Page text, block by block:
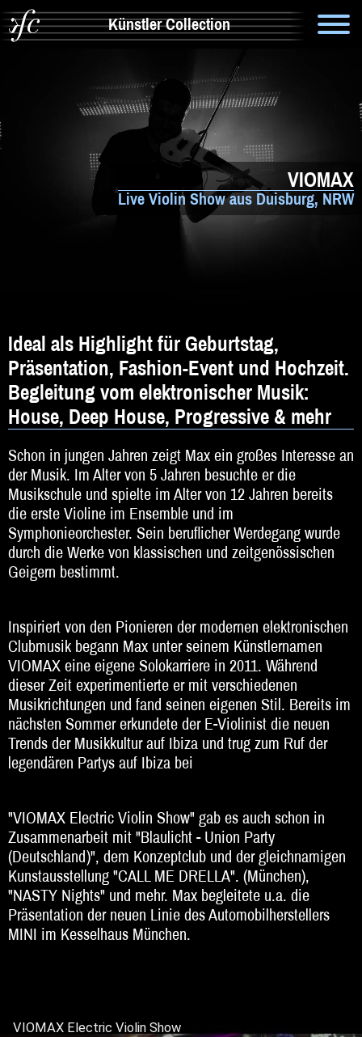
Künstler Collection
Artistik & Tanz
Comedy
DJ
Hochzeitsband
Jazz & Swing
Klassische Musik
Latin & Salsa
Oktoberfestband
Rockband
Walk-Act
Weltmusik
Sonstiges
Beratung
Live Violin Show aus Duisburg, NRW
VIOMAX
Ideal als Highlight für Geburtstag,
Präsentation, Fashion-Event und Hochzeit.
Begleitung vom elektronischer Musik:
House, Deep House, Progressive & mehr
Schon in jungen Jahren zeigt Max ein großes Interesse an
der Musik. Im Alter von 5 Jahren besuchte er die
Musikschule und spielte im Alter von 12 Jahren bereits
die erste Violine im Ensemble und im
Symphonieorchester. Sein beruflicher Werdegang wurde
durch die Werke von klassischen und zeitgenössischen
Geigern bestimmt.
Inspiriert von den Pionieren der modernen elektronischen
Clubmusik begann Max unter seinem Künstlernamen
VIOMAX eine eigene Solokarriere in 2011. Während
dieser Zeit experimentierte er mit verschiedenen
Musikrichtungen und fand seinen eigenen Stil. Bereits im
nächsten Sommer erkundete der E-Violinist die neuen
Trends der Musikkultur auf Ibiza und trug zum Ruf der
legendären Partys auf Ibiza bei
"VIOMAX Electric Violin Show" gab es auch schon in
Zusammenarbeit mit "Blaulicht - Union Party
(Deutschland)", dem Konzeptclub und der gleichnamigen
Kunstausstellung "CALL ME DRELLA". (München),
"NASTY Nights" und mehr. Max begleitete u.a. die
Präsentation der neuen Linie des Automobilherstellers
MINI im Kesselhaus München.
VIOMAX Electric Violin Show
Studio Live Record
Else Club
VIOMAX MOVIDA Italy Club